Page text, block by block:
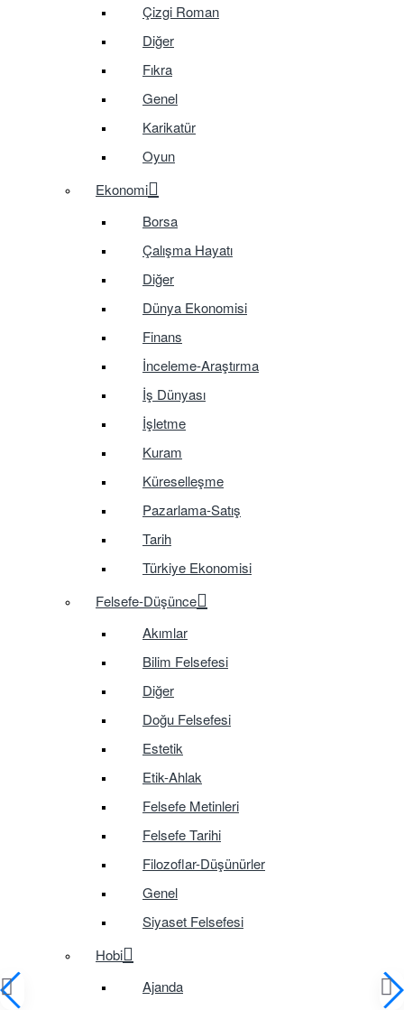
Çizgi Roman
Diğer
Fıkra
Genel
Karikatür
Oyun
Ekonomi
Borsa
Çalışma Hayatı
Diğer
Dünya Ekonomisi
Finans
İnceleme-Araştırma
İş Dünyası
İşletme
Kuram
Küreselleşme
Pazarlama-Satış
Tarih
Türkiye Ekonomisi
Felsefe-Düşünce
Akımlar
Bilim Felsefesi
Diğer
Doğu Felsefesi
Estetik
Etik-Ahlak
Felsefe Metinleri
Felsefe Tarihi
Filozoflar-Düşünürler
Genel
Siyaset Felsefesi
Hobi
Ajanda